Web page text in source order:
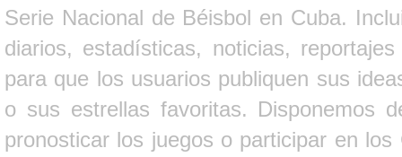
Serie Nacional de Béisbol en Cuba.
diarios, estadísticas, noticias,
para que los usuarios publiquen sus
o sus estrellas favoritas. Disponemos
pronosticar los juegos o participar en